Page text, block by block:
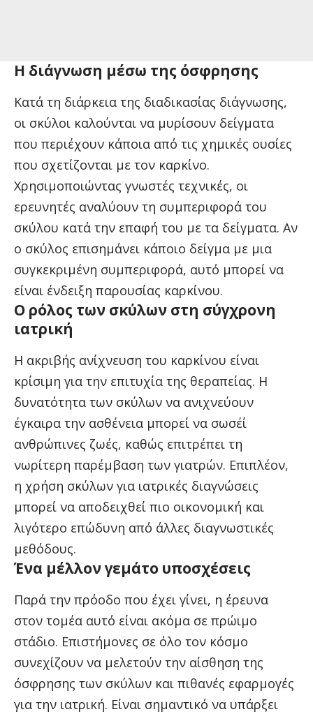
Η διάγνωση μέσω της όσφρησης
Κατά τη διάρκεια της διαδικασίας διάγνωσης,
οι σκύλοι καλούνται να μυρίσουν δείγματα
που περιέχουν κάποια από τις χημικές ουσίες
που σχετίζονται με τον καρκίνο.
Χρησιμοποιώντας γνωστές τεχνικές, οι
ερευνητές αναλύουν τη συμπεριφορά του
σκύλου κατά την επαφή του με τα δείγματα. Αν
ο σκύλος επισημάνει κάποιο δείγμα με μια
συγκεκριμένη συμπεριφορά, αυτό μπορεί να
είναι ένδειξη παρουσίας καρκίνου.
Ο ρόλος των σκύλων στη σύγχρονη
ιατρική
Η ακριβής ανίχνευση του καρκίνου είναι
κρίσιμη για την επιτυχία της θεραπείας. Η
δυνατότητα των σκύλων να ανιχνεύουν
έγκαιρα την ασθένεια μπορεί να σωσέί
ανθρώπινες ζωές, καθώς επιτρέπει τη
νωρίτερη παρέμβαση των γιατρών. Επιπλέον,
η χρήση σκύλων για ιατρικές διαγνώσεις
μπορεί να αποδειχθεί πιο οικονομική και
λιγότερο επώδυνη από άλλες διαγνωστικές
μεθόδους.
Ένα μέλλον γεμάτο υποσχέσεις
Παρά την πρόοδο που έχει γίνει, η έρευνα
στον τομέα αυτό είναι ακόμα σε πρώιμο
στάδιο. Επιστήμονες σε όλο τον κόσμο
συνεχίζουν να μελετούν την αίσθηση της
όσφρησης των σκύλων και πιθανές εφαρμογές
για την ιατρική. Είναι σημαντικό να υπάρξει